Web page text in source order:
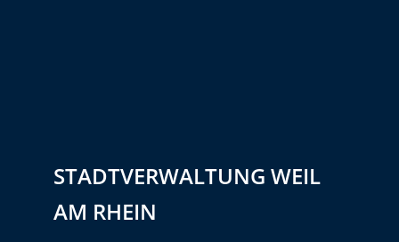
STADTVERWALTUNG WEIL
AM RHEIN